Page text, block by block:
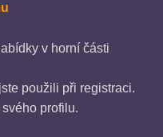
v horní části
použili při registraci.
profilu.